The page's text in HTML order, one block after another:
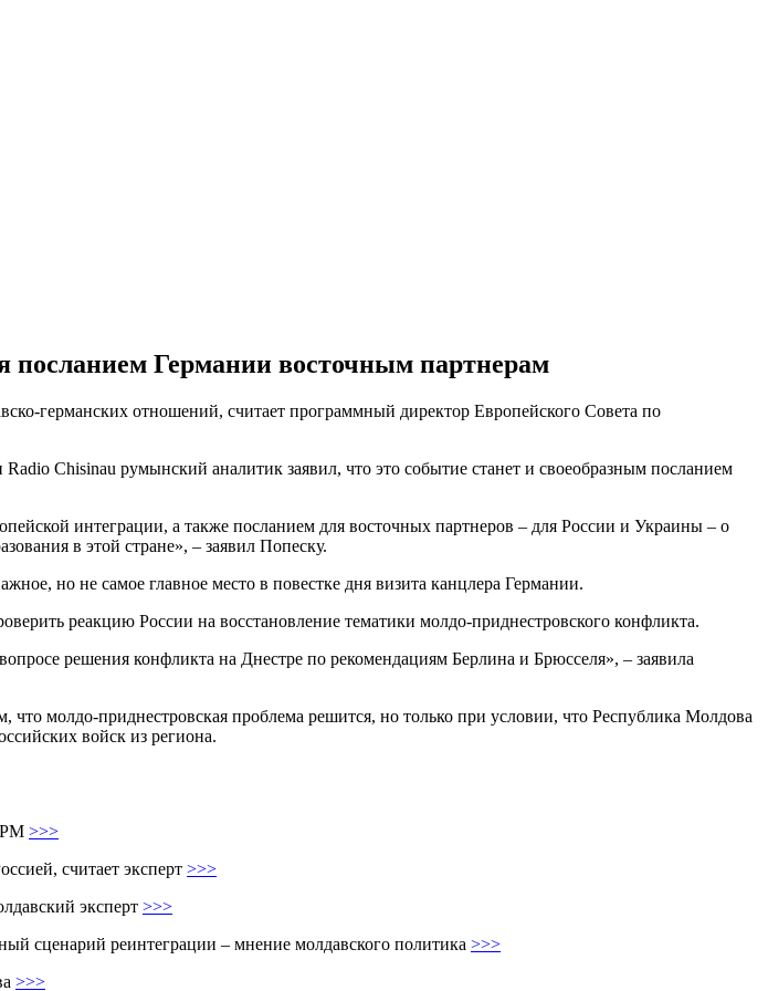
посланием Германии восточным партнерам
германских отношений, считает программный директор Европейского Совета по
Chisinau румынский аналитик заявил, что это событие станет и своеобразным посланием
интеграции, а также посланием для восточных партнеров – для России и Украины – о
в этой стране», – заявил Попеску.
но не самое главное место в повестке дня визита канцлера Германии.
реакцию России на восстановление тематики молдо-приднестровского конфликта.
решения конфликта на Днестре по рекомендациям Берлина и Брюсселя», – заявила
молдо-приднестровская проблема решится, но только при условии, что Республика Молдова
войск из региона.
РМ >>>
считает эксперт >>>
эксперт >>>
сценарий реинтеграции – мнение молдавского политика >>>
>>>